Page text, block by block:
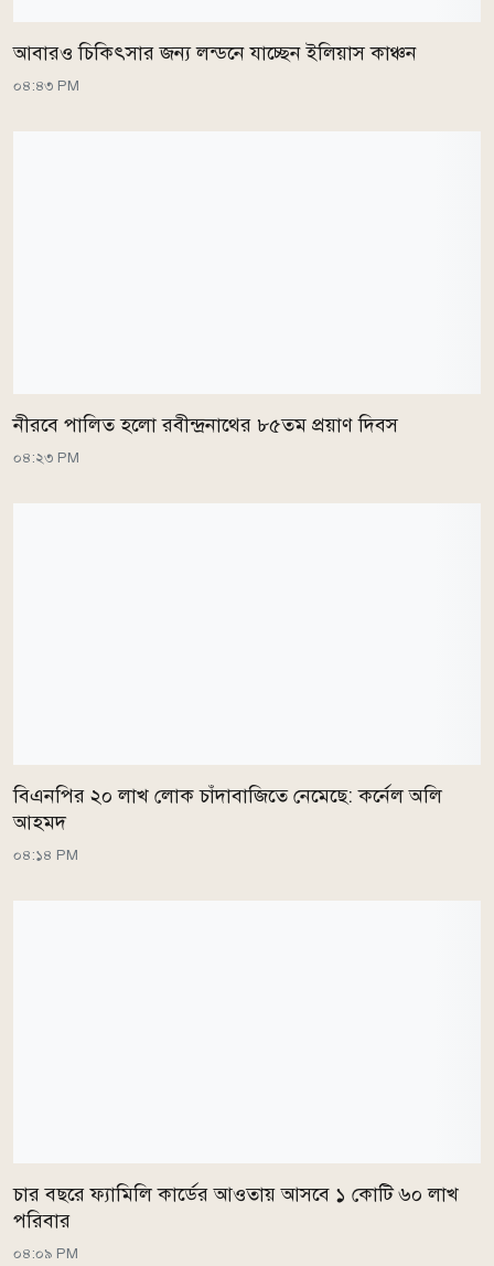
আবারও চিকিৎসার জন্য লন্ডনে যাচ্ছেন ইলিয়াস কাঞ্চন
০৪:৪৩ PM
নীরবে পালিত হলো রবীন্দ্রনাথের ৮৫তম প্রয়াণ দিবস
০৪:২৩ PM
বিএনপির ২০ লাখ লোক চাঁদাবাজিতে নেমেছে: কর্নেল অলি
আহমদ
০৪:১৪ PM
চার বছরে ফ্যামিলি কার্ডের আওতায় আসবে ১ কোটি ৬০ লাখ
পরিবার
০৪:০৯ PM